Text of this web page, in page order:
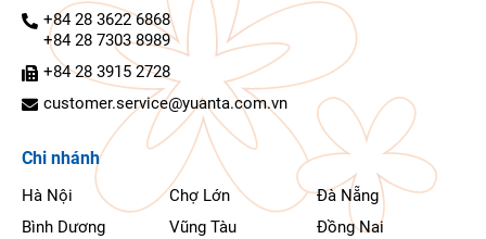
+84 28 3622 6868
+84 28 7303 8989
+84 28 3915 2728
customer.service@yuanta.com.vn
Chi nhánh
Hà Nội Chợ Lớn
Đà Nẵng
Bình Dương
Vũng Tàu Đồng Nai